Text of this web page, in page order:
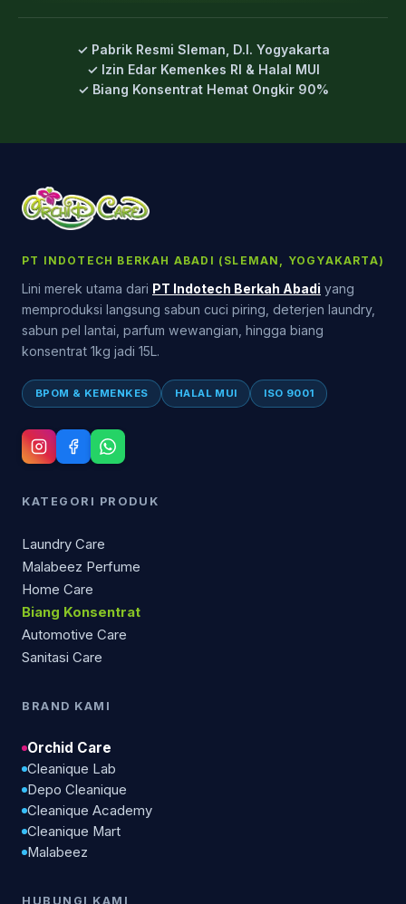
✓ Pabrik Resmi Sleman, D.I. Yogyakarta
✓ Izin Edar Kemenkes RI & Halal MUI
✓ Biang Konsentrat Hemat Ongkir 90%
PT INDOTECH BERKAH ABADI (SLEMAN, YOGYAKARTA)
Lini merek utama dari PT Indotech Berkah Abadi yang
memproduksi langsung sabun cuci piring, deterjen laundry,
sabun pel lantai, parfum wewangian, hingga biang
konsentrat 1kg jadi 15L.
BPOM & KEMENKES HALAL MUI ISO 9001
KATEGORI PRODUK
Laundry Care
Malabeez Perfume
Home Care
Biang Konsentrat
Automotive Care
Sanitasi Care
BRAND KAMI
Orchid Care
Cleanique Lab
Depo Cleanique
Cleanique Academy
Cleanique Mart
Malabeez
HUBUNGI KAMI